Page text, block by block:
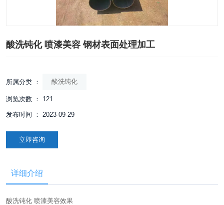
酸洗钝化 喷漆美容 钢材表面处理加工
所属分类 ： 酸洗钝化
浏览次数 ： 121
发布时间 ： 2023-09-29
立即咨询
详细介绍
酸洗钝化 喷漆美容效果